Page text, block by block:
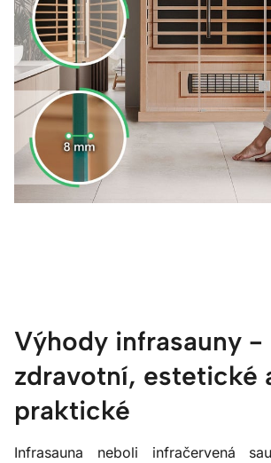
Výhody infrasauny -
zdravotní, estetické
praktické
Infrasauna neboli infračervená